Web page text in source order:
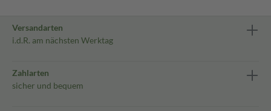
Versandarten
i.d.R. am nächsten Werktag
Zahlarten
sicher und bequem